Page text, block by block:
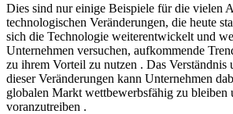
Dies sind nur einige Beispiele für die vielen
technologischen Veränderungen, die heute
sich die Technologie weiterentwickelt und
Unternehmen versuchen, aufkommende
zu ihrem Vorteil zu nutzen . Das Verständnis
dieser Veränderungen kann Unternehmen
globalen Markt wettbewerbsfähig zu bleiben
voranzutreiben .